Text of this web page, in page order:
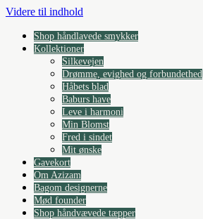
Videre til indhold
Shop håndlavede smykker
Kollektioner
Silkevejen
Drømme, evighed og forbundethed
Håbets blad
Baburs have
Leve i harmoni
Min Blomst
Fred i sindet
Mit ønske
Gavekort
Om Azizam
Bagom designerne
Mød founder
Shop håndvævede tæpper